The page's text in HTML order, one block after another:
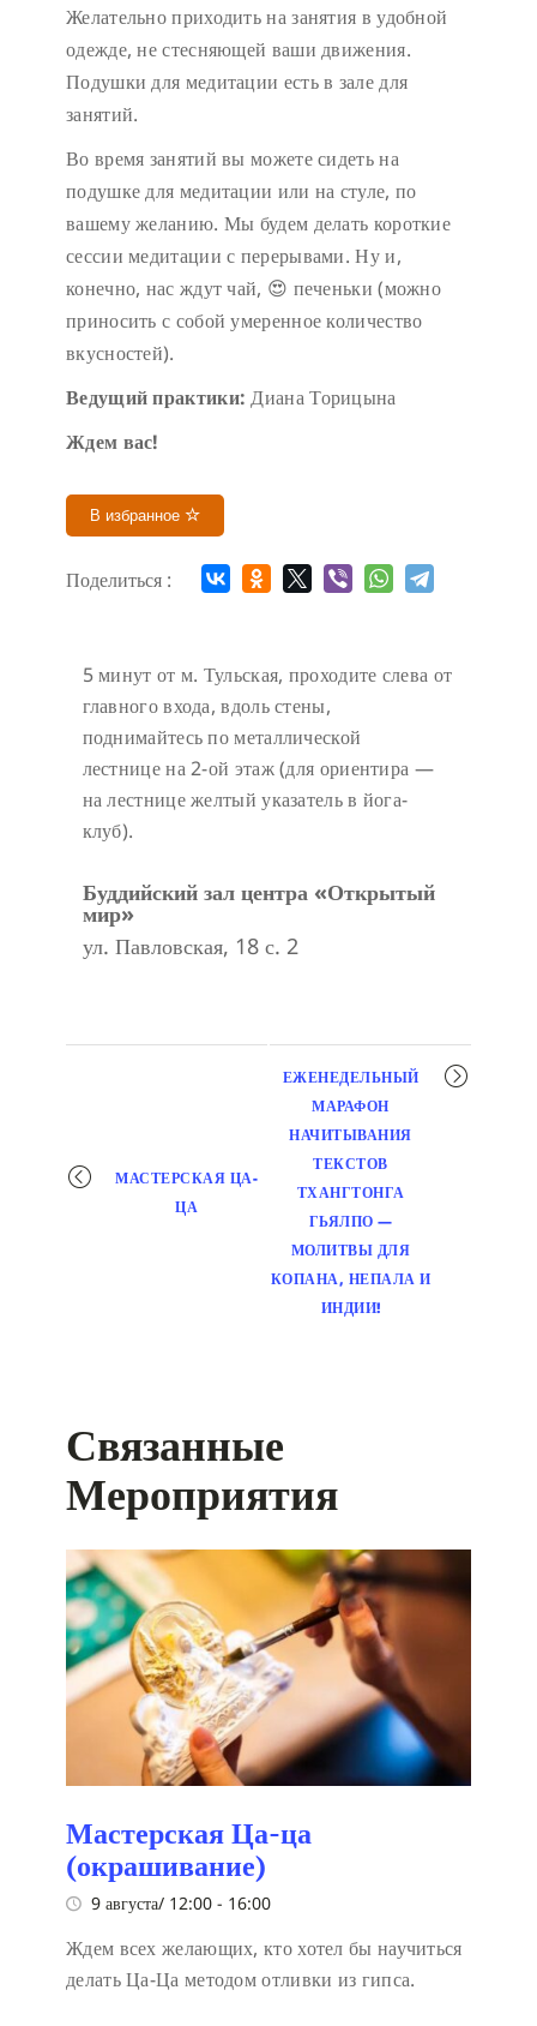
Желательно приходить на занятия в удобной
одежде, не стесняющей ваши движения.
Подушки для медитации есть в зале для
занятий.
Во время занятий вы можете сидеть на
подушке для медитации или на стуле, по
вашему желанию. Мы будем делать короткие
сессии медитации с перерывами. Ну и,
конечно, нас ждут чай, 😍 печеньки (можно
приносить с собой умеренное количество
вкусностей).
Ведущий практики: Диана Торицына
Ждем вас!
В избранное
Поделиться :
5 минут от м. Тульская, проходите слева от
главного входа, вдоль стены,
поднимайтесь по металлической
лестнице на 2-ой этаж (для ориентира —
на лестнице желтый указатель в йога-
клуб).
Буддийский зал центра «Открытый
мир»
ул. Павловская, 18 с. 2
Мероприятие
МАСТЕРСКАЯ ЦА-
ЦА
ЕЖЕНЕДЕЛЬНЫЙ
МАРАФОН
НАЧИТЫВАНИЯ
ТЕКСТОВ
ТХАНГТОНГА
ГЬЯЛПО —
МОЛИТВЫ ДЛЯ
КОПАНА, НЕПАЛА И
ИНДИИ!
Связанные
Мероприятия
Мастерская Ца-ца
(окрашивание)
9 августа/ 12:00 - 16:00
Ждем всех желающих, кто хотел бы научиться
делать Ца-Ца методом отливки из гипса.